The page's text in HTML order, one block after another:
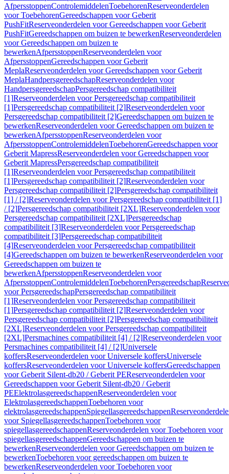
AfpersstoppenControlemiddelenToebehorenReserveonderdelen
voor ToebehorenGereedschappen voor Geberit
PushFitReserveonderdelen voor Gereedschappen voor Geberit
PushFitGereedschappen om buizen te bewerkenReserveonderdelen
voor Gereedschappen om buizen te
bewerkenAfpersstoppenReserveonderdelen voor
AfpersstoppenGereedschappen voor Geberit
MeplaReserveonderdelen voor Gereedschappen voor Geberit
MeplaHandpersgereedschapReserveonderdelen voor
HandpersgereedschapPersgereedschap compatibiliteit
[1]Reserveonderdelen voor Persgereedschap compatibiliteit
[1]Persgereedschap compatibiliteit [2]Reserveonderdelen voor
Persgereedschap compatibiliteit [2]Gereedschappen om buizen te
bewerkenReserveonderdelen voor Gereedschappen om buizen te
bewerkenAfpersstoppenReserveonderdelen voor
AfpersstoppenControlemiddelenToebehorenGereedschappen voor
Geberit MapressReserveonderdelen voor Gereedschappen voor
Geberit MapressPersgereedschap compatibiliteit
[1]Reserveonderdelen voor Persgereedschap compatibiliteit
[1]Persgereedschap compatibiliteit [2]Reserveonderdelen voor
Persgereedschap compatibiliteit [2]Persgereedschap compatibiliteit
[1] / [2]Reserveonderdelen voor Persgereedschap compatibiliteit [1]
/ [2]Persgereedschap compatibiliteit [2XL]Reserveonderdelen voor
Persgereedschap compatibiliteit [2XL]Persgereedschap
compatibiliteit [3]Reserveonderdelen voor Persgereedschap
compatibiliteit [3]Persgereedschap compatibiliteit
[4]Reserveonderdelen voor Persgereedschap compatibiliteit
[4]Gereedschappen om buizen te bewerkenReserveonderdelen voor
Gereedschappen om buizen te
bewerkenAfpersstoppenReserveonderdelen voor
AfpersstoppenControlemiddelenToebehorenPersgereedschap
voor PersgereedschapPersgereedschap compatibiliteit
[1]Reserveonderdelen voor Persgereedschap compatibiliteit
[1]Persgereedschap compatibiliteit [2]Reserveonderdelen voor
Persgereedschap compatibiliteit [2]Persgereedschap compatibiliteit
[2XL]Reserveonderdelen voor Persgereedschap compatibiliteit
[2XL]Persmachines compatibiliteit [4] / [2]Reserveonderdelen voor
Persmachines compatibiliteit [4] / [2]Universele
koffersReserveonderdelen voor Universele koffersUniversele
koffersReserveonderdelen voor Universele koffersGereedschappen
voor Geberit Silent-db20 / Geberit PEReserveonderdelen voor
Gereedschappen voor Geberit Silent-db20 / Geberit
PEElektrolasgereedschappenReserveonderdelen voor
ElektrolasgereedschappenToebehoren voor
elektrolasgereedschappenSpiegellasgereedschappen
voor SpiegellasgereedschappenToebehoren voor
spiegellasgereedschappenReserveonderdelen voor Toebehoren voor
spiegellasgereedschappenGereedschappen om buizen te
bewerkenReserveonderdelen voor Gereedschappen om buizen te
bewerkenToebehoren voor gereedschappen om buizen te
bewerkenReserveonderdelen voor Toebehoren voor